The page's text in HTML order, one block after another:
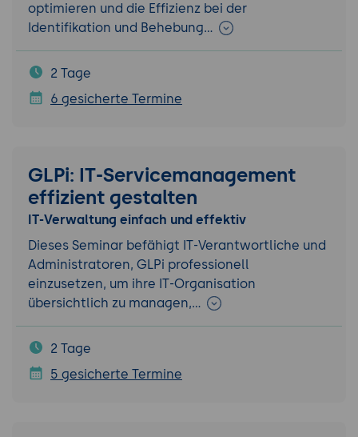
optimieren und die Effizienz bei der
Identifikation und Behebung…
2 Tage
6 gesicherte Termine
GLPi: IT-Servicemanagement
effizient gestalten
IT-Verwaltung einfach und effektiv
Dieses Seminar befähigt IT-Verantwortliche und
Administratoren, GLPi professionell
einzusetzen, um ihre IT-Organisation
übersichtlich zu managen,…
2 Tage
5 gesicherte Termine